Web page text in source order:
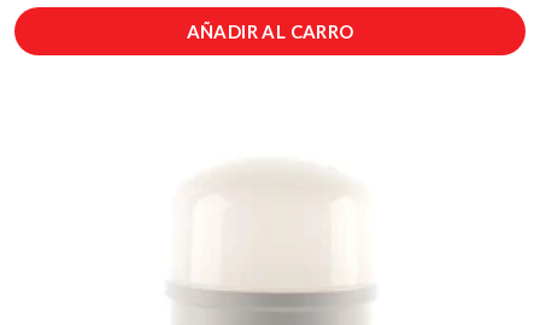
AÑADIR AL CARRO